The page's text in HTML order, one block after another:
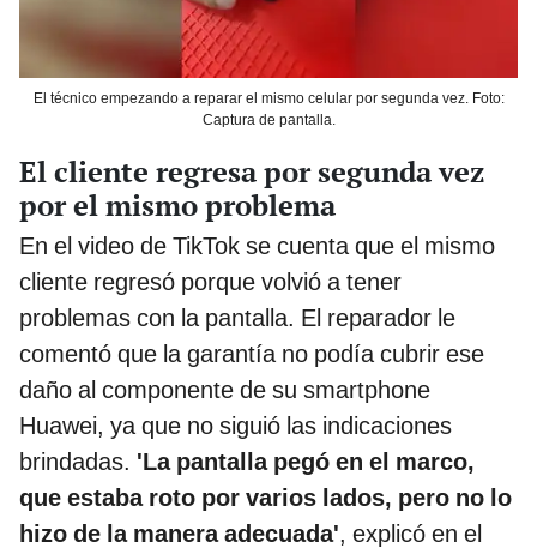
El técnico empezando a reparar el mismo celular por segunda vez. Foto:
Captura de pantalla.
El cliente regresa por segunda vez
por el mismo problema
En el video de TikTok se cuenta que el mismo
cliente regresó porque volvió a tener
problemas con la pantalla. El reparador le
comentó que la garantía no podía cubrir ese
daño al componente de su smartphone
Huawei, ya que no siguió las indicaciones
brindadas. 'La pantalla pegó en el marco,
que estaba roto por varios lados, pero no lo
hizo de la manera adecuada', explicó en el